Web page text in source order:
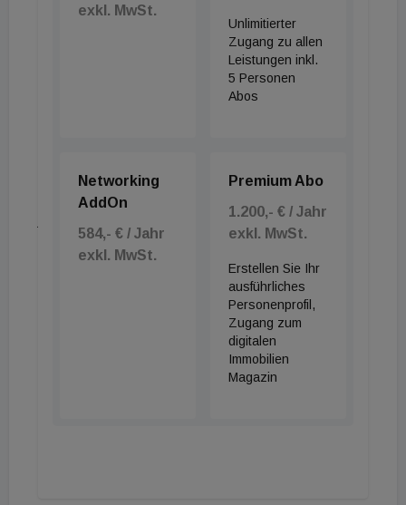
Familie nach Palästina. Nach dem Krieg arbeitete
der Friedensaktivist als Journalist und Publizist.
Unter anderem war er von 1975 bis 1989
Chefredakteur und Herausgeber der Jerusalem
Geburtsstadt. "Mit dem Ari Rath Haus bekommt er
jetzt eine besondere Würdigung, denn der
Austausch mit jungen Menschen war ihm stets ein
exkl. MwSt.
Unlimitierter
Zugang zu allen
Leistungen inkl.
5 Personen
Abos
Networking
AddOn
584,- € / Jahr
exkl. MwSt.
Premium Abo
1.200,- € / Jahr
exkl. MwSt.
Erstellen Sie Ihr
ausführliches
Personenprofil,
Zugang zum
digitalen
Immobilien
Magazin